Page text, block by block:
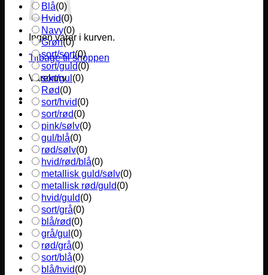
Ingen varer i kurven.
Tilbage til shoppen
Varekurv
Blå(0)
Hvid(0)
Navy(0)
Grøn(0)
sort/sort(0)
sort/guld(0)
sort/gul (0)
Rød(0)
sort/hvid(0)
sort/rød(0)
pink/sølv(0)
gul/blå(0)
rød/sølv(0)
hvid/rød/blå(0)
metallisk guld/sølv(0)
metallisk rød/guld(0)
hvid/guld(0)
sort/grå(0)
blå/rød(0)
grå/gul (0)
rød/grå(0)
sort/blå(0)
blå/hvid(0)